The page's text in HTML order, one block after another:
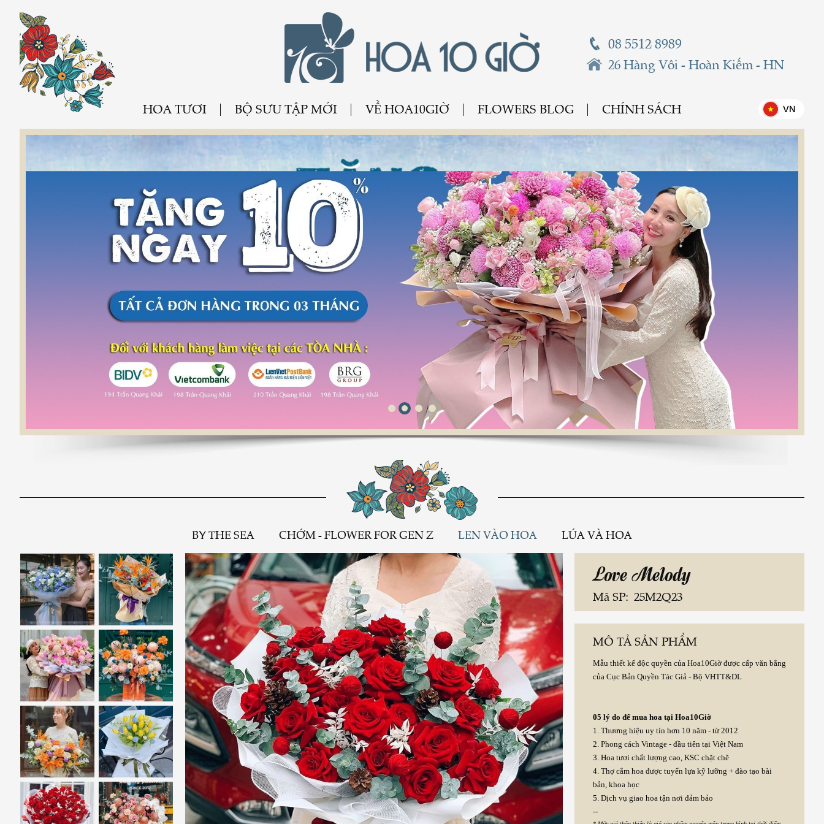
08 5512 8989
26 Hàng Vôi - Hoàn Kiếm - HN
VN
HOA TƯƠI BỘ SƯU TẬP MỚI VỀ HOA10GIỜ FLOWERS BLOG CHÍNH SÁCH
Love Melody
CHỚM - FLOWER FOR GEN Z LEN VÀO HOA LÚA VÀ HOA
Love Melody
25M2Q23
MÔ TẢ SẢN PHẨM
của Cục Bản Quyền Tác Giả - Bộ VHTT&DL
1. Thương hiệu uy tín hơn 10 năm - từ 2012
2. Phong cách Vintage - đầu tiên tại Việt Nam
3. Hoa tươi chất lượng cao, KSC chặt chẽ
4. Thợ cắm hoa được tuyển lựa kỹ lưỡng + đào tạo bài
bản, khoa học
5. Dịch vụ giao hoa tận nơi đảm bảo
--